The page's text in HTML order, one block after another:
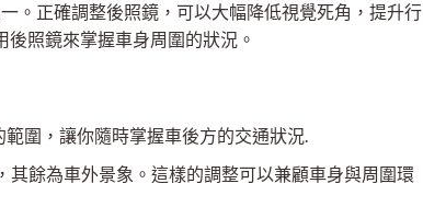
。正確調整後照鏡，可以大幅降低視覺死角，提升行
照鏡來掌握車身周圍的狀況。
圍，讓你隨時掌握車後方的交通狀況.
其餘為車外景象。這樣的調整可以兼顧車身與周圍環